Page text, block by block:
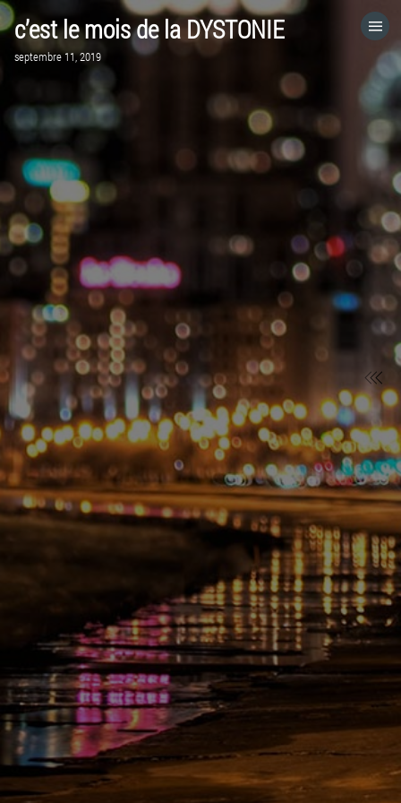
c’est le mois de la DYSTONIE
septembre 11, 2019
ACCUEIL
VISITEZ LE SITE WEB